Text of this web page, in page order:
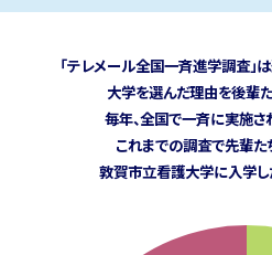
「テレメール全国一斉進学調査」
大学を選んだ理由を後輩
毎年、全国で一斉に実施さ
これまでの調査で先輩た
敦賀市立看護大学に入学し